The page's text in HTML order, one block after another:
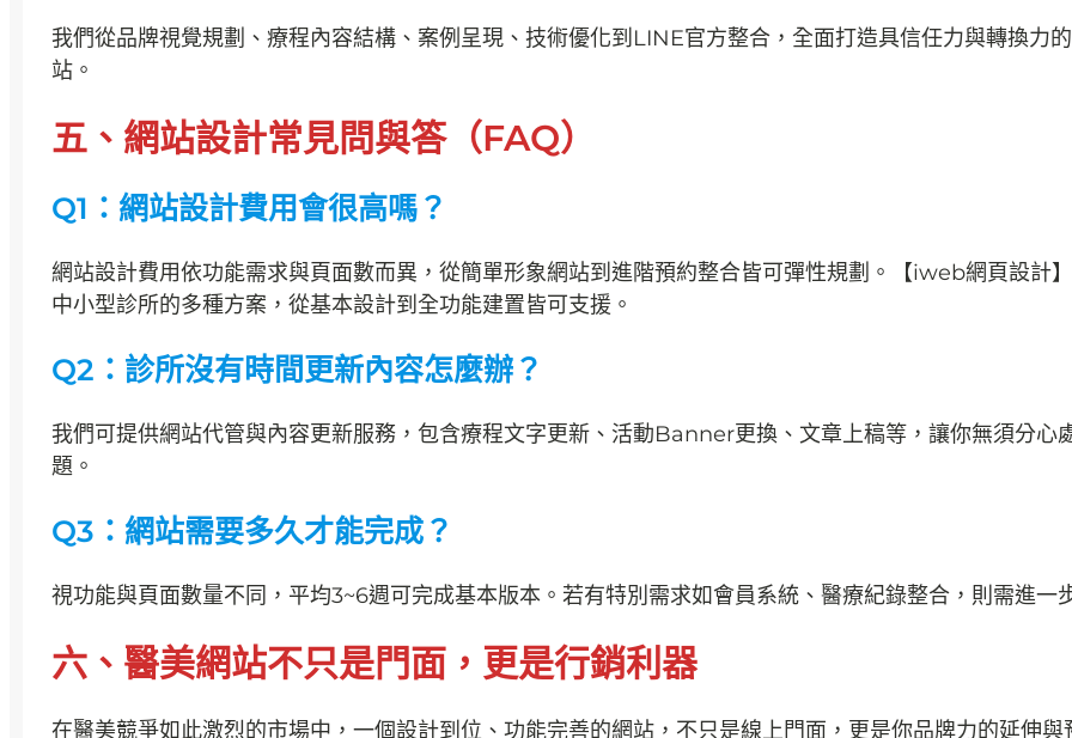
我們從品牌視覺規劃、療程內容結構、案例呈現、技術優化到LINE官方整合，全面打造具信任力與轉換力
站。
五、網站設計常見問與答（FAQ）
Q1：網站設計費用會很高嗎？
網站設計費用依功能需求與頁面數而異，從簡單形象網站到進階預約整合皆可彈性規劃。【iweb網頁設計
中小型診所的多種方案，從基本設計到全功能建置皆可支援。
Q2：診所沒有時間更新內容怎麼辦？
我們可提供網站代管與內容更新服務，包含療程文字更新、活動Banner更換、文章上稿等，讓你無須分心
題。
Q3：網站需要多久才能完成？
視功能與頁面數量不同，平均3~6週可完成基本版本。若有特別需求如會員系統、醫療紀錄整合，則需進一
六、醫美網站不只是門面，更是行銷利器
在醫美競爭如此激烈的市場中，一個設計到位、功能完善的網站，不只是線上門面，更是你品牌力的延伸與